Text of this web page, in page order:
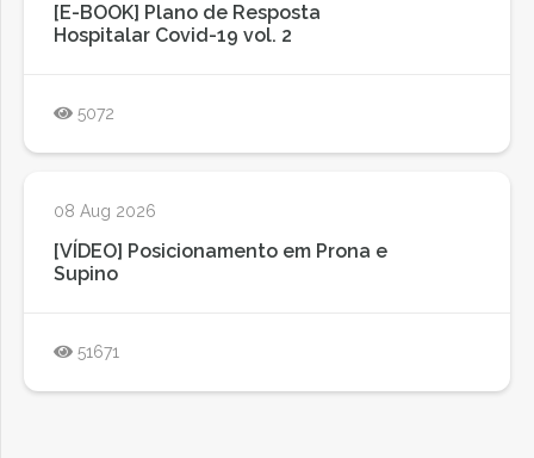
[E-BOOK] Plano de Resposta
Hospitalar Covid-19 vol. 2
5072
08 Aug 2026
[VÍDEO] Posicionamento em Prona e
Supino
51671